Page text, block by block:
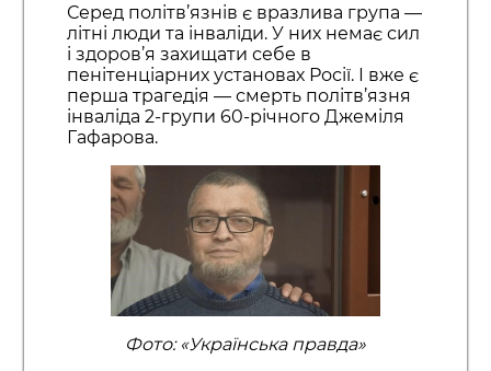
Серед політв’язнів є вразлива група —
літні люди та інваліди. У них немає сил
і здоров’я захищати себе в
пенітенціарних установах Росії. І вже є
перша трагедія — смерть політв’язня
інваліда 2-групи 60-річного Джеміля
Гафарова.
Фото: «Українська правда»